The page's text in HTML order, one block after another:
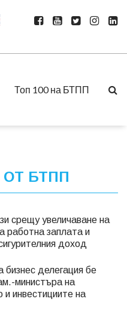
Топ 100 на БТПП
БТПП
срещу увеличаване на
работна заплата и
доход
бизнес делегация бе
министъра на
и инвестициите на